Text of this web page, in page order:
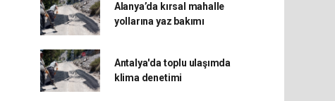
Alanya’da kırsal mahalle
yollarına yaz bakımı
Antalya'da toplu ulaşımda
klima denetimi